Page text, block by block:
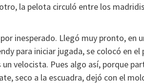
la pelota circuló entre los
inesperado. Llegó muy pronto, en
para iniciar jugada, se colocó en
velocista. Pues algo así, porque
seco a la escuadra, dejó con el